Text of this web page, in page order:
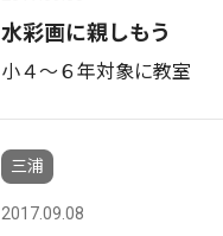
水彩画に親しもう
小４〜６年対象に教室
三浦
2017.09.08